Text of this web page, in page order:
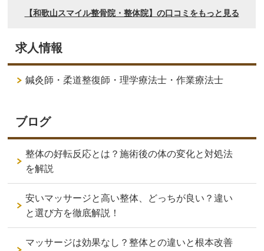
求人情報
鍼灸師・柔道整復師・理学療法士・作業療法士
ブログ
整体の好転反応とは？施術後の体の変化と対処法
を解説
安いマッサージと高い整体、どっちが良い？違い
と選び方を徹底解説！
マッサージは効果なし？整体との違いと根本改善